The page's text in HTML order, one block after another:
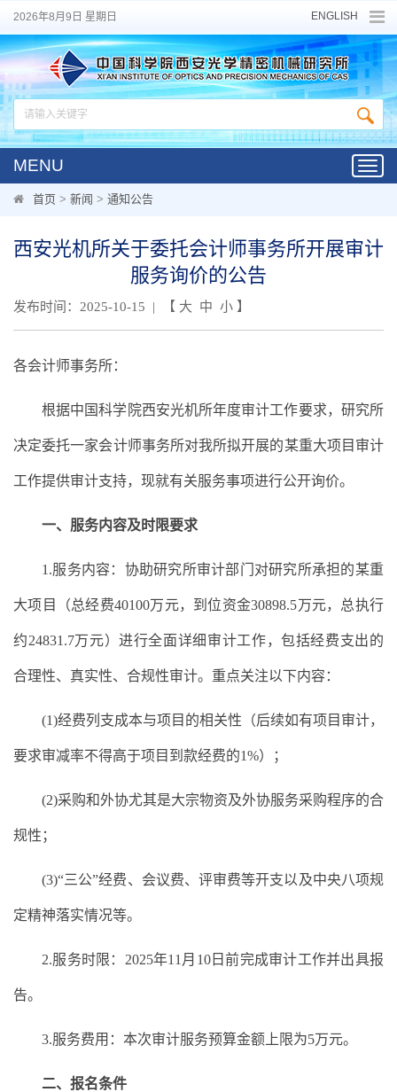
2026年8月9日 星期日 ENGLISH
MENU
首页 > 新闻 > 通知公告
西安光机所关于委托会计师事务所开展审计
服务询价的公告
发布时间：2025-10-15 | 【 大 中 小 】
各会计师事务所：
根据中国科学院西安光机所年度审计工作要求，研究所
决定委托一家会计师事务所对我所拟开展的某重大项目审计
工作提供审计支持，现就有关服务事项进行公开询价。
一、服务内容及时限要求
1.服务内容：协助研究所审计部门对研究所承担的某重
大项目（总经费40100万元，到位资金30898.5万元，总执行
约24831.7万元）进行全面详细审计工作，包括经费支出的
合理性、真实性、合规性审计。重点关注以下内容：
(1)经费列支成本与项目的相关性（后续如有项目审计，
要求审减率不得高于项目到款经费的1%）；
(2)采购和外协尤其是大宗物资及外协服务采购程序的合
规性；
(3)“三公”经费、会议费、评审费等开支以及中央八项规
定精神落实情况等。
2.服务时限：2025年11月10日前完成审计工作并出具报
告。
3.服务费用：本次审计服务预算金额上限为5万元。
二、报名条件